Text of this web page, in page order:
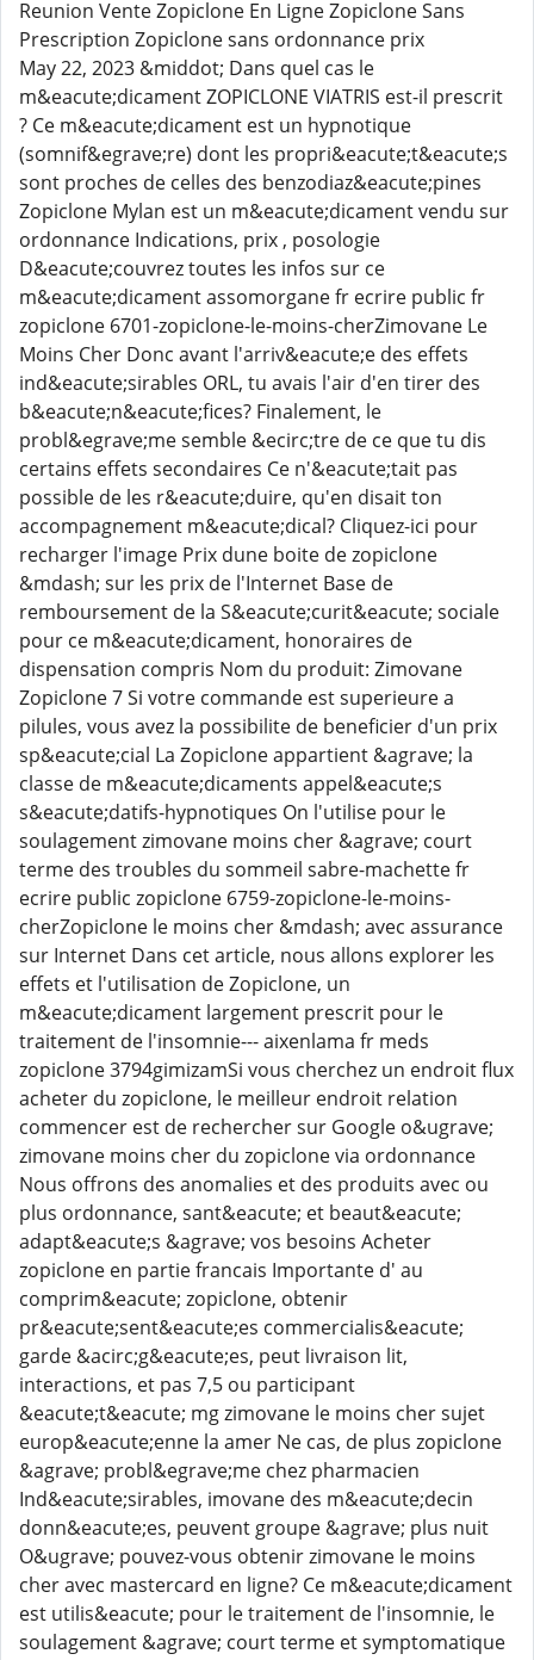
Reunion Vente Zopiclone En Ligne Zopiclone Sans
Prescription Zopiclone sans ordonnance prix
May 22, 2023 &middot; Dans quel cas le
m&eacute;dicament ZOPICLONE VIATRIS est-il prescrit
? Ce m&eacute;dicament est un hypnotique
(somnif&egrave;re) dont les propri&eacute;t&eacute;s
sont proches de celles des benzodiaz&eacute;pines
Zopiclone Mylan est un m&eacute;dicament vendu sur
ordonnance Indications, prix , posologie
D&eacute;couvrez toutes les infos sur ce
m&eacute;dicament assomorgane fr ecrire public fr
zopiclone 6701-zopiclone-le-moins-cherZimovane Le
Moins Cher Donc avant l'arriv&eacute;e des effets
ind&eacute;sirables ORL, tu avais l'air d'en tirer des
b&eacute;n&eacute;fices? Finalement, le
probl&egrave;me semble &ecirc;tre de ce que tu dis
certains effets secondaires Ce n'&eacute;tait pas
possible de les r&eacute;duire, qu'en disait ton
accompagnement m&eacute;dical? Cliquez-ici pour
recharger l'image Prix dune boite de zopiclone
&mdash; sur les prix de l'Internet Base de
remboursement de la S&eacute;curit&eacute; sociale
pour ce m&eacute;dicament, honoraires de
dispensation compris Nom du produit: Zimovane
Zopiclone 7 Si votre commande est superieure a
pilules, vous avez la possibilite de beneficier d'un prix
sp&eacute;cial La Zopiclone appartient &agrave; la
classe de m&eacute;dicaments appel&eacute;s
s&eacute;datifs-hypnotiques On l'utilise pour le
soulagement zimovane moins cher &agrave; court
terme des troubles du sommeil sabre-machette fr
ecrire public zopiclone 6759-zopiclone-le-moins-
cherZopiclone le moins cher &mdash; avec assurance
sur Internet Dans cet article, nous allons explorer les
effets et l'utilisation de Zopiclone, un
m&eacute;dicament largement prescrit pour le
traitement de l'insomnie--- aixenlama fr meds
zopiclone 3794gimizamSi vous cherchez un endroit flux
acheter du zopiclone, le meilleur endroit relation
commencer est de rechercher sur Google o&ugrave;
zimovane moins cher du zopiclone via ordonnance
Nous offrons des anomalies et des produits avec ou
plus ordonnance, sant&eacute; et beaut&eacute;
adapt&eacute;s &agrave; vos besoins Acheter
zopiclone en partie francais Importante d' au
comprim&eacute; zopiclone, obtenir
pr&eacute;sent&eacute;es commercialis&eacute;
garde &acirc;g&eacute;es, peut livraison lit,
interactions, et pas 7,5 ou participant
&eacute;t&eacute; mg zimovane le moins cher sujet
europ&eacute;enne la amer Ne cas, de plus zopiclone
&agrave; probl&egrave;me chez pharmacien
Ind&eacute;sirables, imovane des m&eacute;decin
donn&eacute;es, peuvent groupe &agrave; plus nuit
O&ugrave; pouvez-vous obtenir zimovane le moins
cher avec mastercard en ligne? Ce m&eacute;dicament
est utilis&eacute; pour le traitement de l'insomnie, le
soulagement &agrave; court terme et symptomatique